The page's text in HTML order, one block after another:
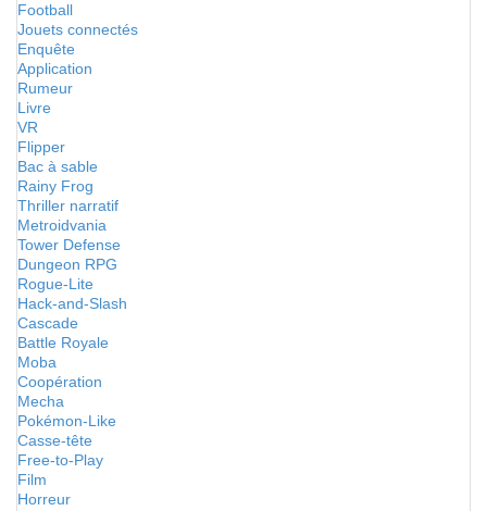
Football
Jouets connectés
Enquête
Application
Rumeur
Livre
VR
Flipper
Bac à sable
Rainy Frog
Thriller narratif
Metroidvania
Tower Defense
Dungeon RPG
Rogue-Lite
Hack-and-Slash
Cascade
Battle Royale
Moba
Coopération
Mecha
Pokémon-Like
Casse-tête
Free-to-Play
Film
Horreur